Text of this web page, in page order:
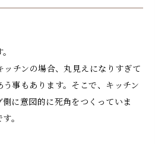
チンの場合、丸見えになりすぎて
事もあります。そこで、キッチン
に意図的に死角をつくっていま
。